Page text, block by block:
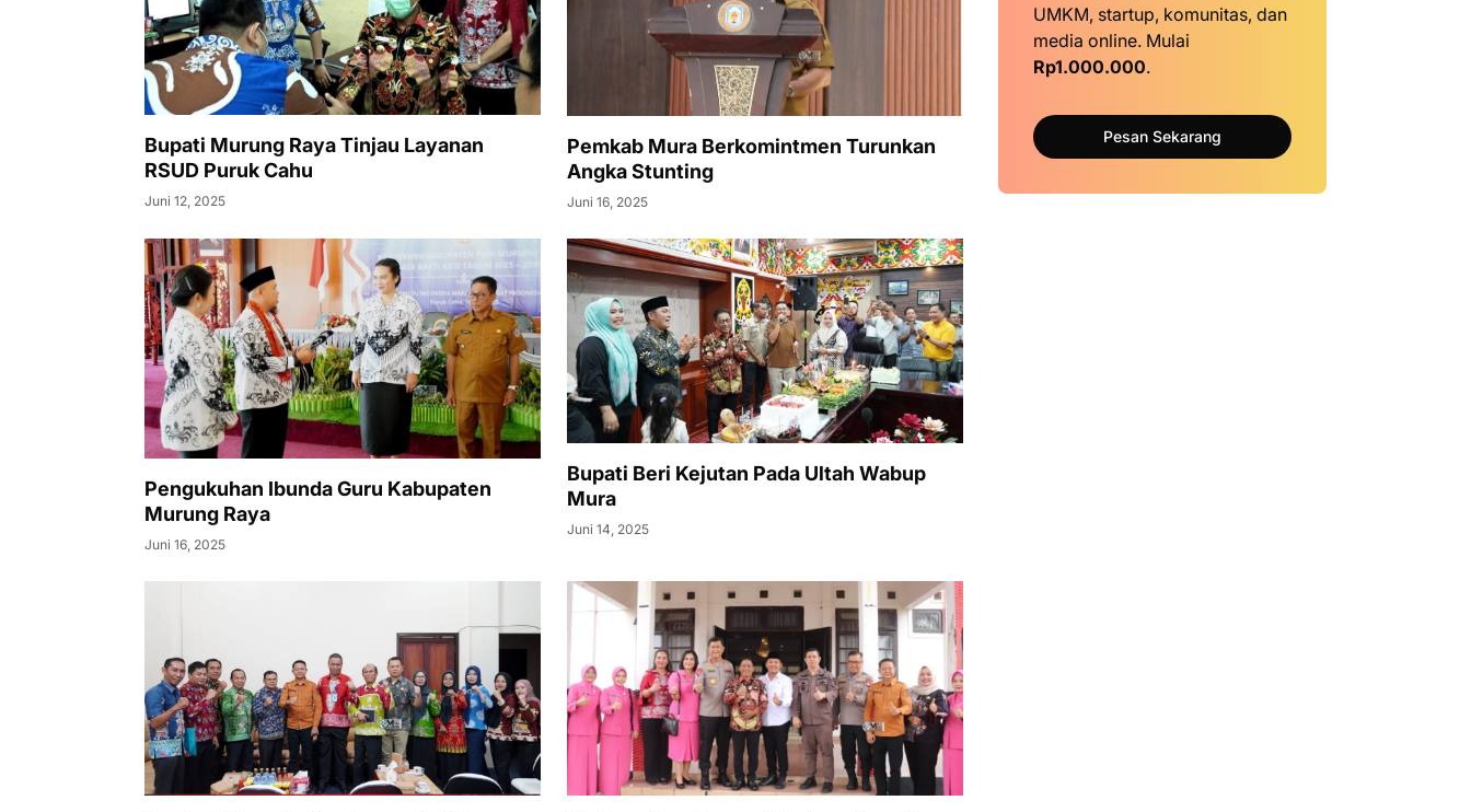
Bupati Murung Raya Tinjau Layanan
RSUD Puruk Cahu
Juni 12, 2025
Pemkab Mura Berkomintmen Turunkan
Angka Stunting
Juni 16, 2025
Pengukuhan Ibunda Guru Kabupaten
Murung Raya
Juni 16, 2025
Bupati Beri Kejutan Pada Ultah Wabup
Mura
Juni 14, 2025
UMKM, startup, komunitas, dan
media online. Mulai
Rp1.000.000.
Pesan Sekarang